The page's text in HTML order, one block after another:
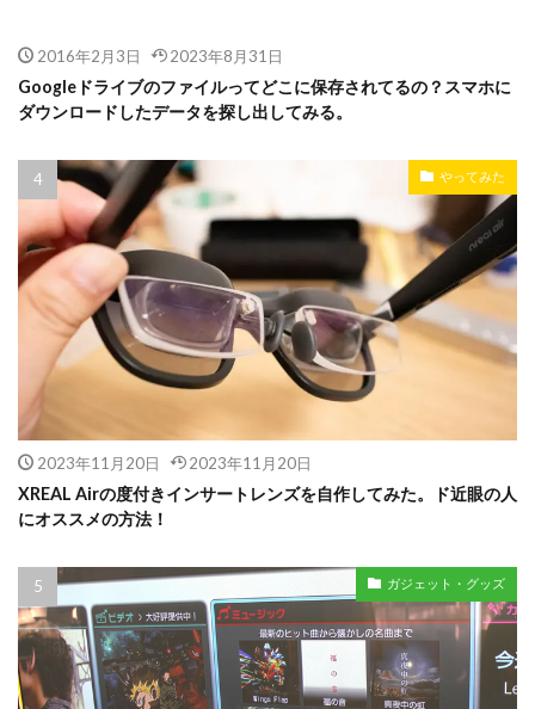
2016年2月3日 2023年8月31日
Googleドライブのファイルってどこに保存されてるの？スマホに
ダウンロードしたデータを探し出してみる。
やってみた
2023年11月20日 2023年11月20日
XREAL Airの度付きインサートレンズを自作してみた。ド近眼の人
にオススメの方法！
ガジェット・グッズ